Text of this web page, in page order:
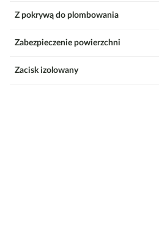
Z pokrywą do plombowania
Zabezpieczenie powierzchni
Zacisk izolowany